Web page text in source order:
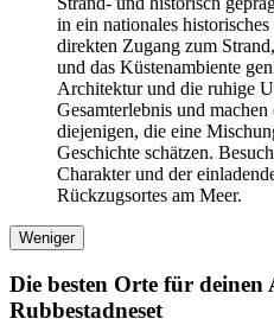
in ein nationales
direkten Zugang zum
und das Küstenambiente
Architektur und die ruhige
Gesamterlebnis und
diejenigen, die eine
Geschichte schätzen.
Charakter und der
Rückzugsortes am Meer.
Weniger
Die besten Orte für
Rubbestadneset